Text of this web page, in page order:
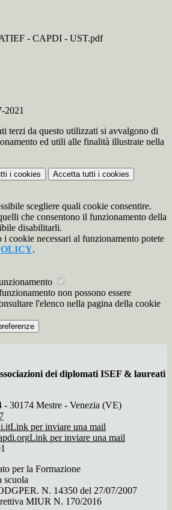
- CAPDI - UST.pdf
2021
terzi da questo utilizzati si avvalgono di
ed utili alle finalità illustrate nella
i cookies Accetta tutti i cookies
scegliere quali cookie consentire.
che consentono il funzionamento della
disabilitarli.
i cookie necessari al funzionamento potete
.
non possono essere
l'elenco nella pagina della cookie
dei diplomati ISEF & laureati
- 30174 Mestre - Venezia (VE)
Link per inviare una mail
Link per inviare una mail
per la Formazione
scuola
N. 14350 del 27/07/2007
MIUR N. 170/2016